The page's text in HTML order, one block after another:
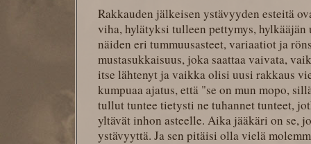
Rakkauden jälkeisen ystävyyden esteitä
viha, hylätyksi tulleen pettymys,
näiden eri tummuusasteet, variaatiot ja
mustasukkaisuus, joka saattaa vaivata,
itse lähtenyt ja vaikka olisi uusi rakkaus
kumpuaa ajatus, että "se on mun mopo,
tullut tuntee tietysti ne tuhannet tunteet,
yltävät inhon asteelle. Aika jääkäri on se,
ystävyyttä. Ja sen pitäisi olla vielä